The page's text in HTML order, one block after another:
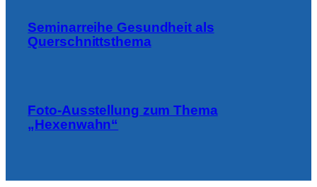
Seminarreihe Gesundheit als
Querschnittsthema
Foto-Ausstellung zum Thema
„Hexenwahn“